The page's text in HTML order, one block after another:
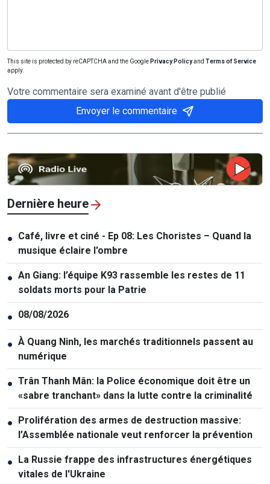
This site is protected by reCAPTCHA and the Google Privacy Policyand Terms of Service
apply.
Votre commentaire sera examiné avant d'être publié
Envoyer le commentaire
Dernière heure
● Café, livre et ciné - Ep 08: Les Choristes – Quand la
musique éclaire l'ombre
● An Giang: l’équipe K93 rassemble les restes de 11
soldats morts pour la Patrie
● 08/08/2026
● À Quang Ninh, les marchés traditionnels passent au
numérique
● Trân Thanh Mân: la Police économique doit être un
«sabre tranchant» dans la lutte contre la criminalité
● Prolifération des armes de destruction massive:
l’Assemblée nationale veut renforcer la prévention
● La Russie frappe des infrastructures énergétiques
vitales de l'Ukraine